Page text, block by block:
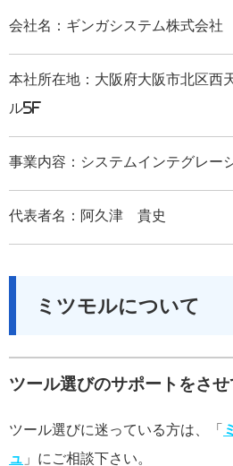
会社名：ギンガシステム株式会社
本社所在地：大阪府大阪市北区西
ル5F
事業内容：システムインテグレー
代表者名：阿久津 貴史
ミツモルについて
ツール選びのサポートをさせ
ツール選びに迷っている方は、「
ュ
」にご相談下さい。